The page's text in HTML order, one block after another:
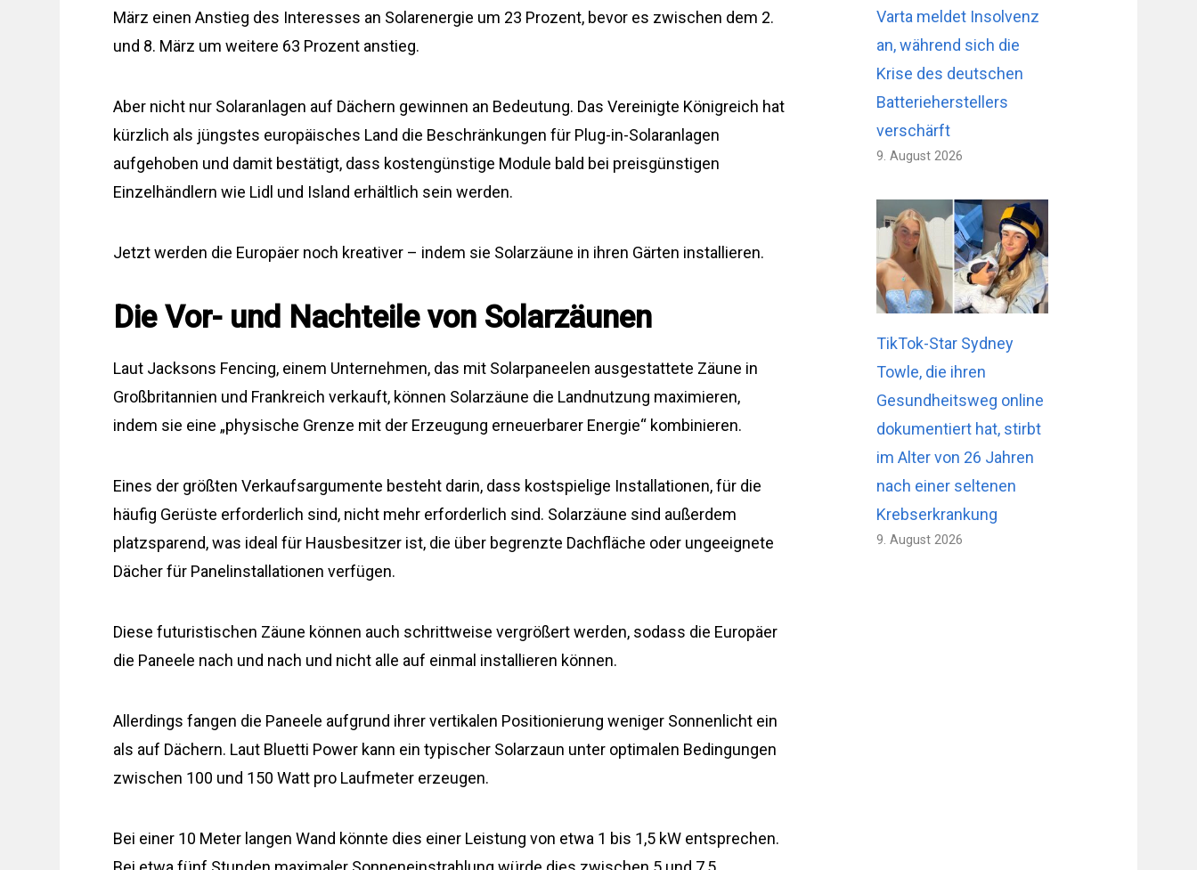
März einen Anstieg des Interesses an Solarenergie um 23 Prozent, bevor es zwischen dem 2.
und 8. März um weitere 63 Prozent anstieg.
Aber nicht nur Solaranlagen auf Dächern gewinnen an Bedeutung. Das Vereinigte Königreich hat
kürzlich als jüngstes europäisches Land die Beschränkungen für Plug-in-Solaranlagen
aufgehoben und damit bestätigt, dass kostengünstige Module bald bei preisgünstigen
Einzelhändlern wie Lidl und Island erhältlich sein werden.
Jetzt werden die Europäer noch kreativer – indem sie Solarzäune in ihren Gärten installieren.
Die Vor- und Nachteile von Solarzäunen
Laut Jacksons Fencing, einem Unternehmen, das mit Solarpaneelen ausgestattete Zäune in
Großbritannien und Frankreich verkauft, können Solarzäune die Landnutzung maximieren,
indem sie eine „physische Grenze mit der Erzeugung erneuerbarer Energie“ kombinieren.
Eines der größten Verkaufsargumente besteht darin, dass kostspielige Installationen, für die
häufig Gerüste erforderlich sind, nicht mehr erforderlich sind. Solarzäune sind außerdem
platzsparend, was ideal für Hausbesitzer ist, die über begrenzte Dachfläche oder ungeeignete
Dächer für Panelinstallationen verfügen.
Diese futuristischen Zäune können auch schrittweise vergrößert werden, sodass die Europäer
die Paneele nach und nach und nicht alle auf einmal installieren können.
Allerdings fangen die Paneele aufgrund ihrer vertikalen Positionierung weniger Sonnenlicht ein
als auf Dächern. Laut Bluetti Power kann ein typischer Solarzaun unter optimalen Bedingungen
zwischen 100 und 150 Watt pro Laufmeter erzeugen.
Bei einer 10 Meter langen Wand könnte dies einer Leistung von etwa 1 bis 1,5 kW entsprechen.
Varta meldet Insolvenz
an, während sich die
Krise des deutschen
Batterieherstellers
verschärft
9. August 2026
TikTok-Star Sydney
Towle, die ihren
Gesundheitsweg online
dokumentiert hat, stirbt
im Alter von 26 Jahren
nach einer seltenen
Krebserkrankung
9. August 2026